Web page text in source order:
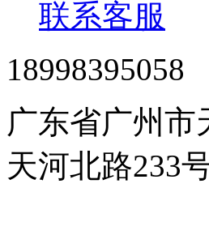
联系客服
18998395058
广东省广州市
天河北路233